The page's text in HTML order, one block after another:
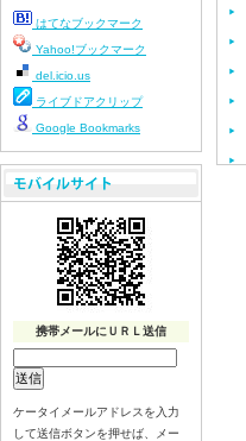
はてなブックマーク
Yahoo!ブックマーク
del.icio.us
ライブドアクリップ
Google Bookmarks
携帯メールにＵＲＬ送信
ケータイメールアドレスを入力
して送信ボタンを押せば、メー